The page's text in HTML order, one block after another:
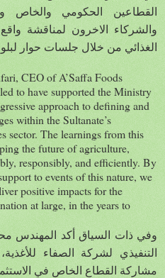
القطاعين الحكومي والخاص
والشركاء الاخرون لمناقشة
الغذائي من خلال جلسات حوار
CEO of A’Saffa Foods
to have supported the Ministry
approach to defining and
within the Sultanate’s
sector. The learnings from this
the future of agriculture,
responsibly, and efficiently. By
to events of this nature, we
positive impacts for the
at large, in the years to
وفي ذات السياق أكد المهندس
التنفيذي لشركة الصفاء
مشاركة القطاع الخاص في